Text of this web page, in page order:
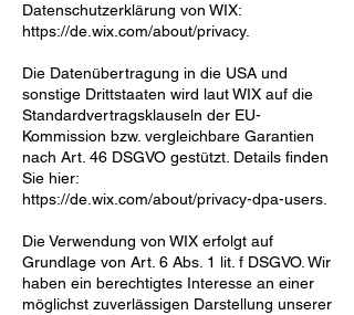
Datenschutzerklärung von WIX:
https://de.wix.com/about/privacy.
Die Datenübertragung in die USA und
sonstige Drittstaaten wird laut WIX auf die
Standardvertragsklauseln der EU-
Kommission bzw. vergleichbare Garantien
nach Art. 46 DSGVO gestützt. Details finden
Sie hier:
https://de.wix.com/about/privacy-dpa-users.
Die Verwendung von WIX erfolgt auf
Grundlage von Art. 6 Abs. 1 lit. f DSGVO. Wir
haben ein berechtigtes Interesse an einer
möglichst zuverlässigen Darstellung unserer